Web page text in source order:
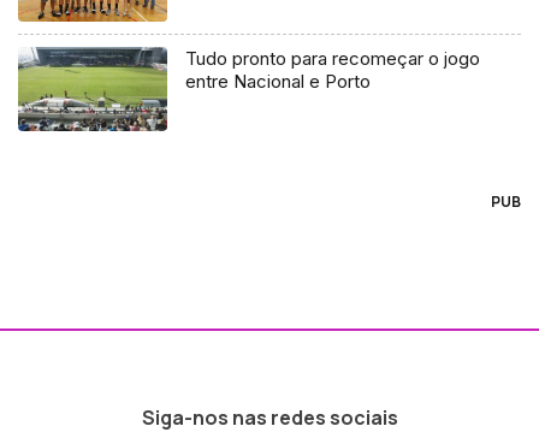
Tudo pronto para recomeçar o jogo
entre Nacional e Porto
PUB
Siga-nos nas redes sociais